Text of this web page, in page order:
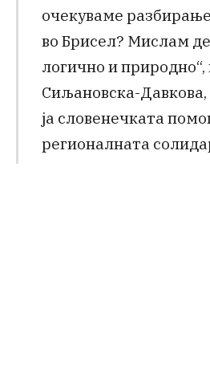
очекуваме
во Брисел? Мислам
логично и природно“,
Сиљановска-Давкова,
ја словенечката
регионалната